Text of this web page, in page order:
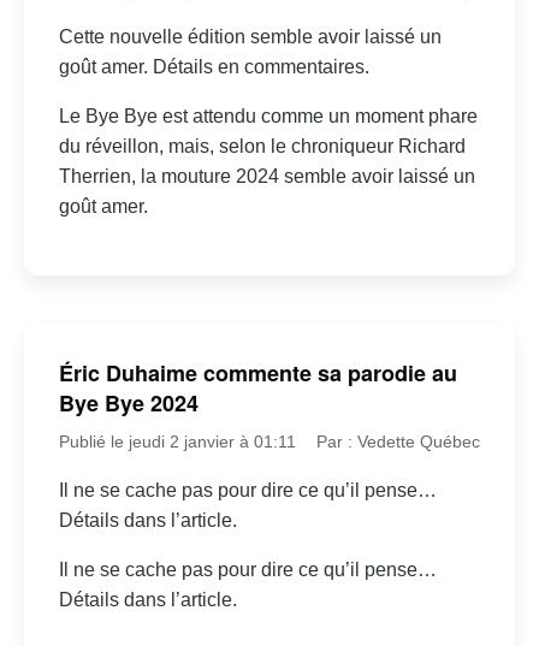
Cette nouvelle édition semble avoir laissé un
goût amer. Détails en commentaires.
Le Bye Bye est attendu comme un moment phare
du réveillon, mais, selon le chroniqueur Richard
Therrien, la mouture 2024 semble avoir laissé un
goût amer.
Éric Duhaime commente sa parodie au
Bye Bye 2024
Publié le jeudi 2 janvier à 01:11 Par : Vedette Québec
Il ne se cache pas pour dire ce qu’il pense…
Détails dans l’article.
Il ne se cache pas pour dire ce qu’il pense…
Détails dans l’article.